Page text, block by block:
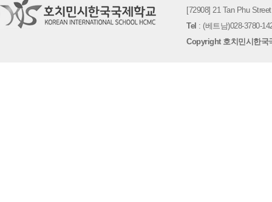
[72908] 21 Tan Phu
Tel : (베트남)028-3780-
Copyright 호치민시한국